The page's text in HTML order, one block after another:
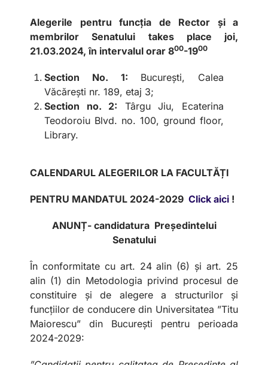
Alegerile pentru funcția de Rector și a
membrilor Senatului takes place joi,
21.03.2024, în intervalul orar 800-1900
Section No. 1: București, Calea
Văcărești nr. 189, etaj 3;
Section no. 2: Târgu Jiu, Ecaterina
Teodoroiu Blvd. no. 100, ground floor,
Library.
CALENDARUL ALEGERILOR LA FACULTĂȚI
PENTRU MANDATUL 2024-2029 Click aici !
ANUNȚ- candidatura Președintelui
Senatului
În conformitate cu art. 24 alin (6) și art. 25
alin (1) din Metodologia privind procesul de
constituire și de alegere a structurilor și
funcțiilor de conducere din Universitatea ”Titu
Maiorescu” din București pentru perioada
2024-2029: